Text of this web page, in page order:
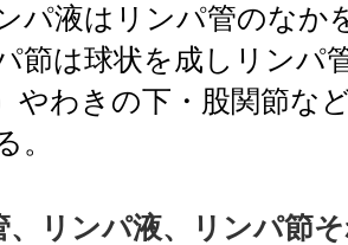
パ液はリンパ管のなか
節は球状を成しリンパ
やわきの下・股関節な
。
、リンパ液、リンパ節